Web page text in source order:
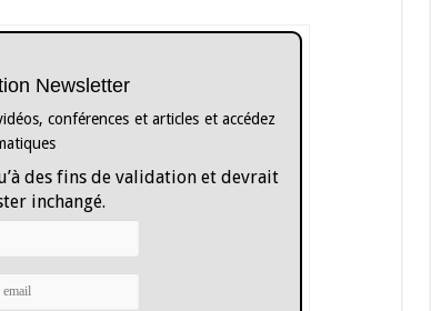
Newsletter
conférences et articles et accédez
des fins de validation et devrait
inchangé.